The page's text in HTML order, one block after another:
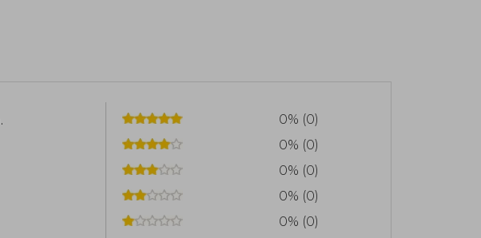
.
0% (0)
0% (0)
0% (0)
0% (0)
0% (0)